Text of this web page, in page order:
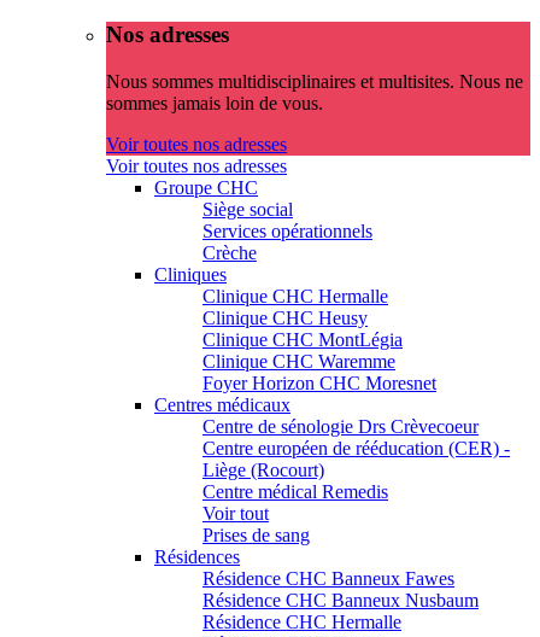
Nos adresses
Nous sommes multidisciplinaires et multisites. Nous ne
sommes jamais loin de vous.
Voir toutes nos adresses
Voir toutes nos adresses
Groupe CHC
Siège social
Services opérationnels
Crèche
Cliniques
Clinique CHC Hermalle
Clinique CHC Heusy
Clinique CHC MontLégia
Clinique CHC Waremme
Foyer Horizon CHC Moresnet
Centres médicaux
Centre de sénologie Drs Crèvecoeur
Centre européen de rééducation (CER) -
Liège (Rocourt)
Centre médical Remedis
Voir tout
Prises de sang
Résidences
Résidence CHC Banneux Fawes
Résidence CHC Banneux Nusbaum
Résidence CHC Hermalle